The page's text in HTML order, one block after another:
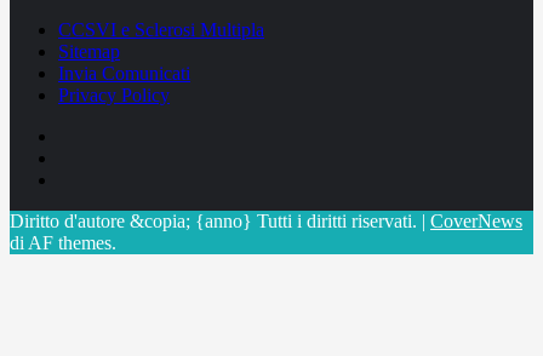
CCSVI e Sclerosi Multipla
Sitemap
Invia Comunicati
Privacy Policy
Diritto d'autore &copia; {anno} Tutti i diritti riservati. | CoverNews
di AF themes.